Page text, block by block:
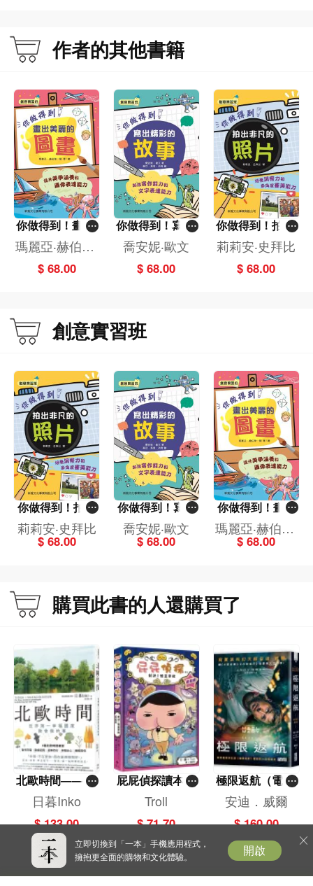
作者的其他書籍
你做得到！畫出
美麗的圖畫[創意
實習班]
瑪麗亞‧赫伯特‧
劉
$ 68.00
你做得到！寫出
精彩的故事[創意
實習班]
喬安妮‧歐文
$ 68.00
你做得到！拍出
非凡的照片[創意
實習班]
莉莉安‧史拜比
$ 68.00
創意實習班
你做得到！拍出
非凡的照片[創意
實習班]
莉莉安‧史拜比
$ 68.00
你做得到！寫出
精彩的故事[創意
實習班]
喬安妮‧歐文
$ 68.00
你做得到！畫出
美麗的圖畫[創意
實習班]
瑪麗亞‧赫伯特‧
劉
$ 68.00
購買此書的人還購買了
北歐時間——世
界第一幸福國度
教會我的事
日暮Inko
$ 133.00
屁屁偵探讀本(1
3)－－對決！怪
篇）
Troll
$ 71.70
極限返航（電影
書衣典藏版）
（獨家收錄作者
訪談）
安迪．威爾
$ 160.00
立即切換到「一本」手機應用程式，
擁抱更全面的購物和文化體驗。
開啟